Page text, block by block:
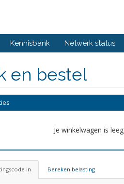
Kennisbank Netwerk status
en bestel
Je winkelwagen is leeg
in Bereken belasting